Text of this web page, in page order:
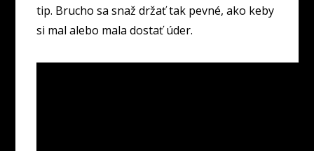
tip. Brucho sa snaž držať tak pevné, ako keby
si mal alebo mala dostať úder.